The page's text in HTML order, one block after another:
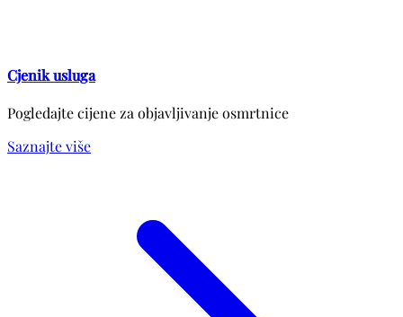
Cjenik usluga
Pogledajte cijene za objavljivanje osmrtnice
Saznajte više